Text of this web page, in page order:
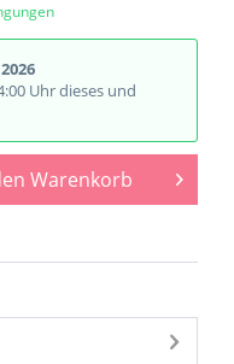
Uhr dieses und
Warenkorb